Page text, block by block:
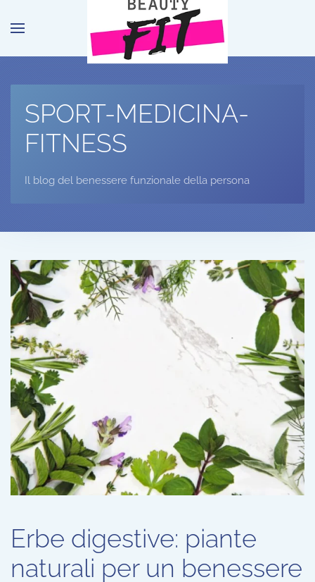
Passa al contenuto principale
SPORT-MEDICINA-
FITNESS
Il blog del benessere funzionale della persona
Erbe digestive: piante
naturali per un benessere